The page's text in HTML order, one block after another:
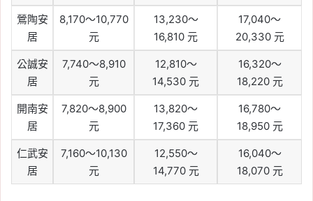
鶯陶安
居
8,170～10,770
元
13,230～
16,810 元
17,040～
20,330 元
公誠安
居
7,740～8,910
元
12,810～
14,530 元
16,320～
18,220 元
開南安
居
7,820～8,900
元
13,820～
17,360 元
16,780～
18,950 元
仁武安
居
7,160～10,130
元
12,550～
14,770 元
16,040～
18,070 元